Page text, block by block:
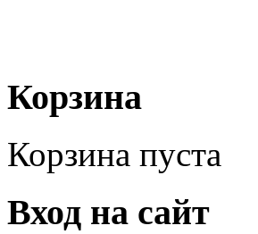
Корзина
Корзина пуста
Вход на сайт